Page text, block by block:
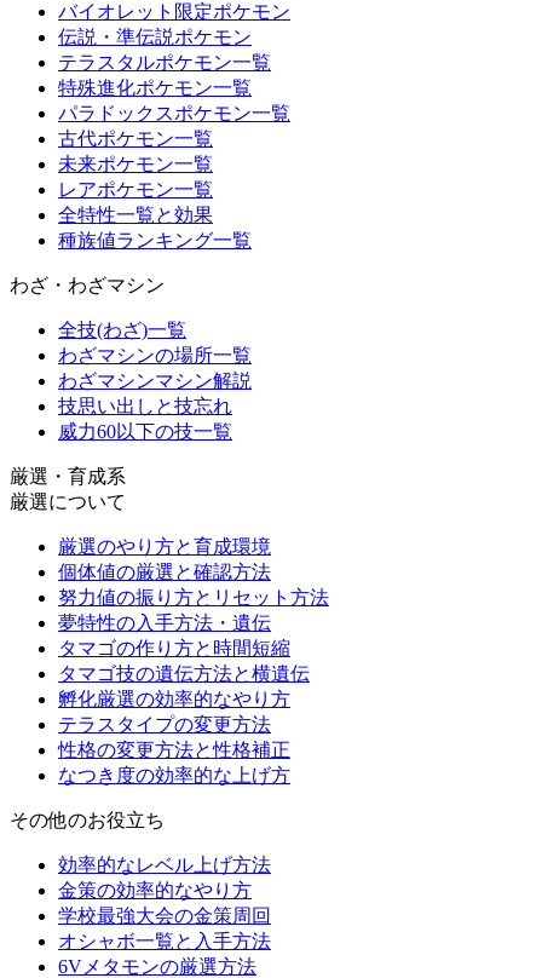
バイオレット限定ポケモン
伝説・準伝説ポケモン
テラスタルポケモン一覧
特殊進化ポケモン一覧
パラドックスポケモン一覧
古代ポケモン一覧
未来ポケモン一覧
レアポケモン一覧
全特性一覧と効果
種族値ランキング一覧
わざ・わざマシン
全技(わざ)一覧
わざマシンの場所一覧
わざマシンマシン解説
技思い出しと技忘れ
威力60以下の技一覧
厳選・育成系
厳選について
厳選のやり方と育成環境
個体値の厳選と確認方法
努力値の振り方とリセット方法
夢特性の入手方法・遺伝
タマゴの作り方と時間短縮
タマゴ技の遺伝方法と横遺伝
孵化厳選の効率的なやり方
テラスタイプの変更方法
性格の変更方法と性格補正
なつき度の効率的な上げ方
その他のお役立ち
効率的なレベル上げ方法
金策の効率的なやり方
学校最強大会の金策周回
オシャボ一覧と入手方法
6Vメタモンの厳選方法